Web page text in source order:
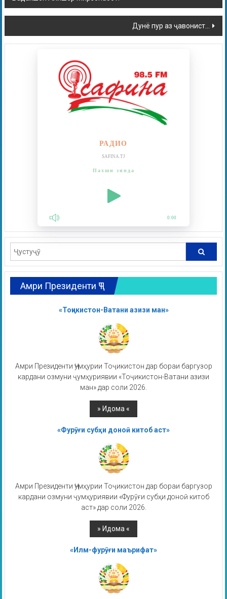
Дунё пур аз ҷавонист…
РАДИО
SAFINA.TJ
Пахши зинда
0:00
Амри Президенти ҶТ
«Тоҷикистон-Ватани азизи ман»
Амри Президенти Ҷумҳурии Тоҷикистон дар бораи баргузор
кардани озмуни ҷумҳуриявии «Тоҷикистон-Ватани азизи
ман» дар соли 2026.
«Фурӯғи субҳи доноӣ китоб аст»
Амри Президенти Ҷумҳурии Тоҷикистон дар бораи баргузор
кардани озмуни ҷумҳуриявии «Фурӯғи субҳи доноӣ китоб
аст» дар соли 2026.
«Илм-фурӯғи маърифат»